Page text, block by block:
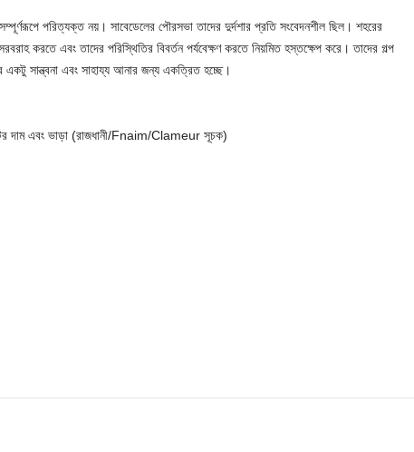
পরিত্যক্ত নয়। সাবেডেলের পৌরসভা তাদের দুর্দশার প্রতি সংবেদনশীল ছিল। শহরের
করতে এবং তাদের পরিস্থিতির বিবর্তন পর্যবেক্ষণ করতে নিয়মিত হস্তক্ষেপ করে। তাদের গল্প
একটু সান্ত্বনা এবং সাহায্য আনার জন্য একত্রিত হচ্ছে।
দাম এবং ভাড়া (রাজধানী/Fnaim/Clameur সূচক)